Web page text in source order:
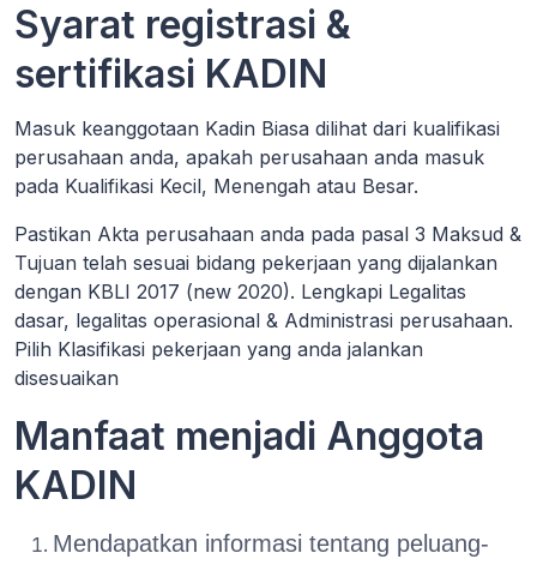
Syarat registrasi &
sertifikasi KADIN
Masuk keanggotaan Kadin Biasa dilihat dari kualifikasi
perusahaan anda, apakah perusahaan anda masuk
pada Kualifikasi Kecil, Menengah atau Besar.
Pastikan Akta perusahaan anda pada pasal 3 Maksud &
Tujuan telah sesuai bidang pekerjaan yang dijalankan
dengan KBLI 2017 (new 2020). Lengkapi Legalitas
dasar, legalitas operasional & Administrasi perusahaan.
Pilih Klasifikasi pekerjaan yang anda jalankan
disesuaikan
Manfaat menjadi Anggota
KADIN
Mendapatkan informasi tentang peluang-